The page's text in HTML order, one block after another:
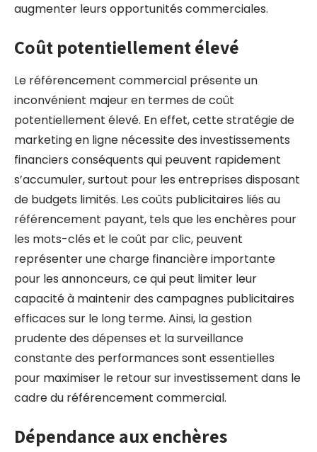
augmenter leurs opportunités commerciales.
Coût potentiellement élevé
Le référencement commercial présente un
inconvénient majeur en termes de coût
potentiellement élevé. En effet, cette stratégie de
marketing en ligne nécessite des investissements
financiers conséquents qui peuvent rapidement
s’accumuler, surtout pour les entreprises disposant
de budgets limités. Les coûts publicitaires liés au
référencement payant, tels que les enchères pour
les mots-clés et le coût par clic, peuvent
représenter une charge financière importante
pour les annonceurs, ce qui peut limiter leur
capacité à maintenir des campagnes publicitaires
efficaces sur le long terme. Ainsi, la gestion
prudente des dépenses et la surveillance
constante des performances sont essentielles
pour maximiser le retour sur investissement dans le
cadre du référencement commercial.
Dépendance aux enchères